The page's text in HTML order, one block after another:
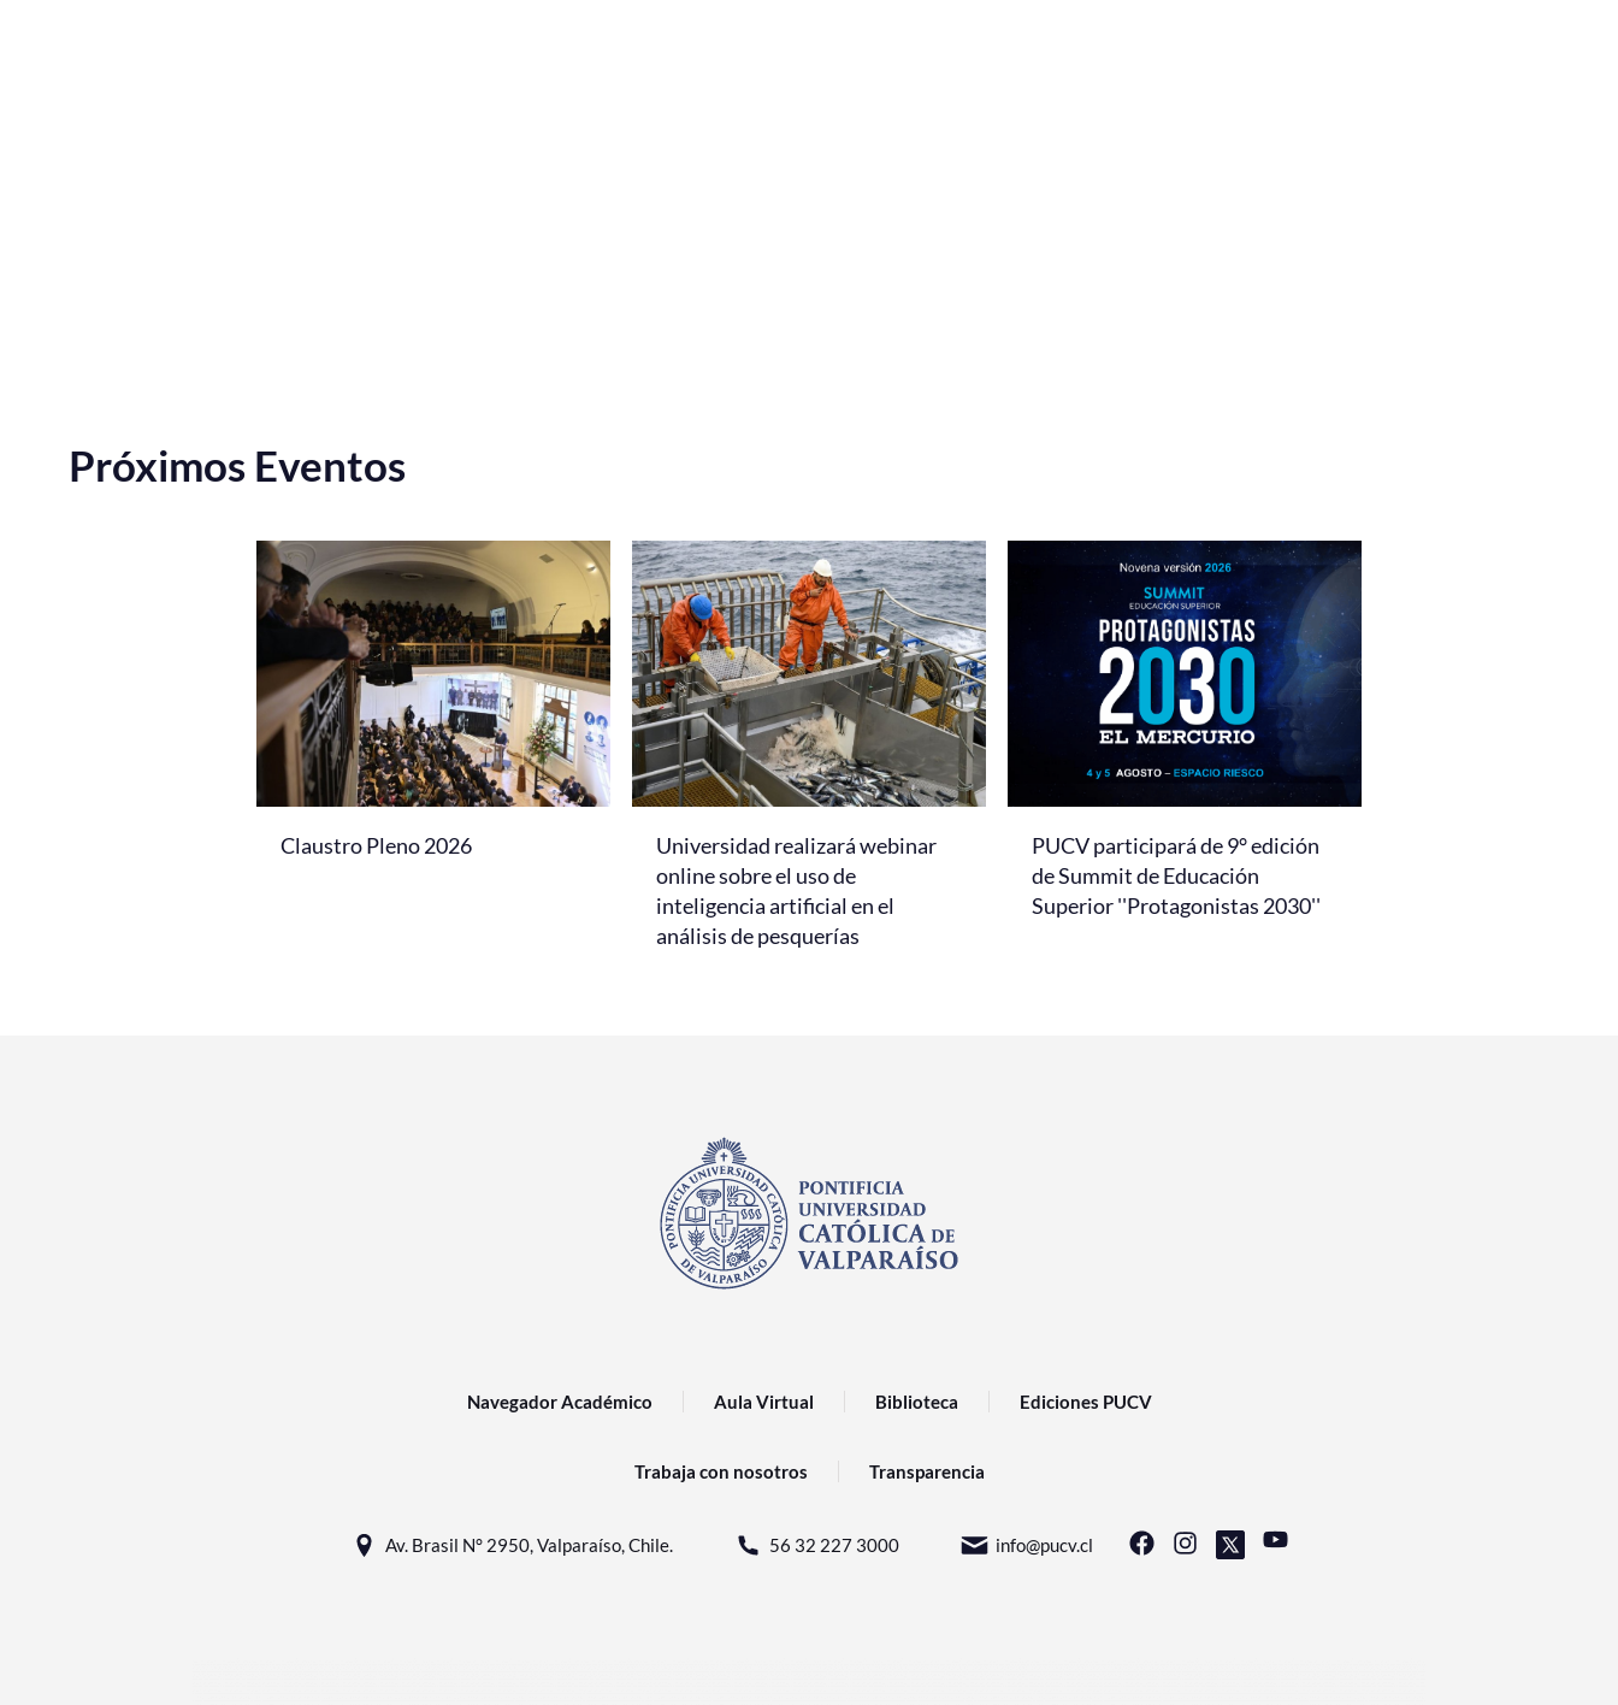
Próximos Eventos
Claustro Pleno 2026
Universidad realizará webinar
online sobre el uso de
inteligencia artificial en el
análisis de pesquerías
PUCV participará de 9° edición
de Summit de Educación
Superior ''Protagonistas 2030''
Navegador Académico Aula Virtual Biblioteca Ediciones PUCV
Trabaja con nosotros Transparencia
Av. Brasil N° 2950, Valparaíso, Chile. 56 32 227 3000 info@pucv.cl